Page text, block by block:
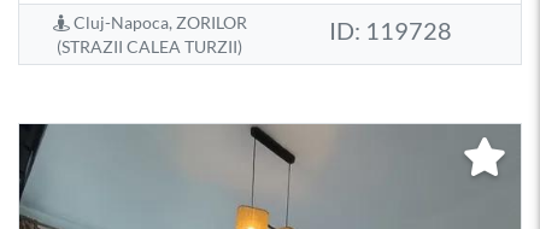
Cluj-Napoca, ZORILOR
(STRAZII CALEA TURZII)
ID: 119728